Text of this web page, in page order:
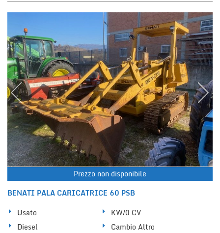
Prezzo non disponibile
BENATI PALA CARICATRICE 60 PSB
Usato
KW/0 CV
Diesel
Cambio Altro